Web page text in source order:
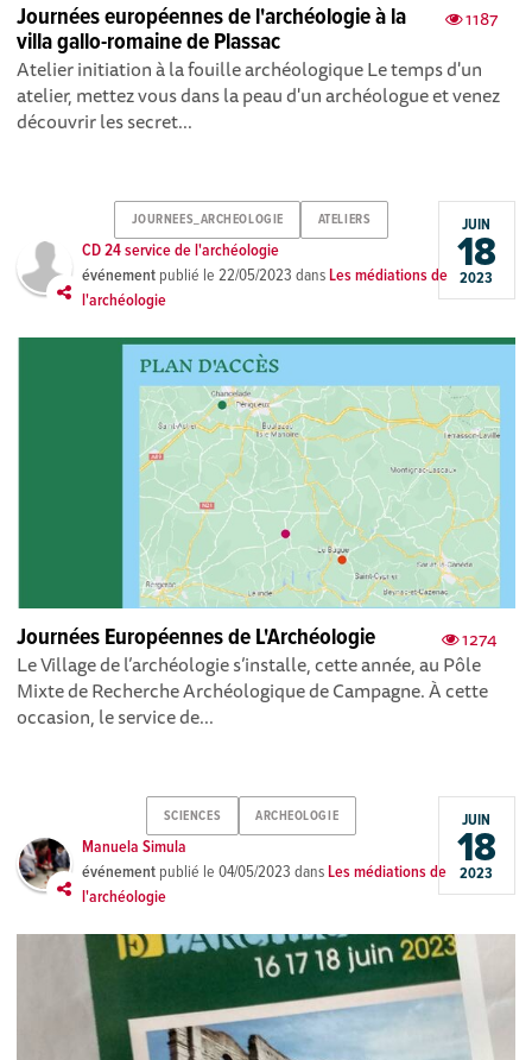
1187
Journées européennes de l'archéologie à la
villa gallo-romaine de Plassac
Atelier initiation à la fouille archéologique Le temps d'un
atelier, mettez vous dans la peau d'un archéologue et venez
découvrir les secret...
JOURNEES_ARCHEOLOGIE ATELIERS
CD 24 service de l'archéologie
événement publié le22/05/2023 dansLes médiations de
l'archéologie
JUIN
18
2023
1274
Journées Européennes de L'Archéologie
Le Village de l’archéologie s’installe, cette année, au Pôle
Mixte de Recherche Archéologique de Campagne. À cette
occasion, le service de...
SCIENCES ARCHEOLOGIE
Manuela Simula
événement publié le04/05/2023 dansLes médiations de
l'archéologie
JUIN
18
2023